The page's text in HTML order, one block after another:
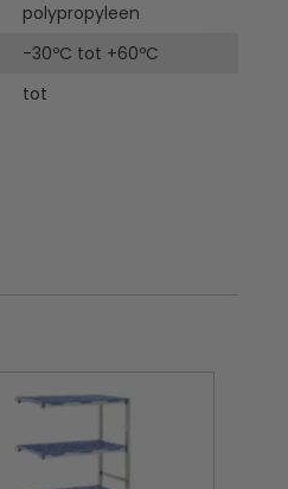
polypropyleen
-30ºC tot +60ºC
tot